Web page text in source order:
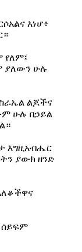
እነሆ፥
ያለውን ሁሉ
ልጆችና
ሁሉ በኃይል
እግዚአብሔር
ያውክ ዘንድ
ሰይፍም